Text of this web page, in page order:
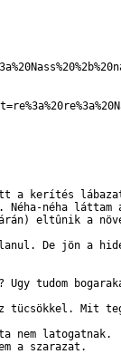
a kerítés
Néha-néha
eltûnik a
De jön a
Ugy tudom
tücsökkel. Mit
nem latogatnak.
a szarazat.